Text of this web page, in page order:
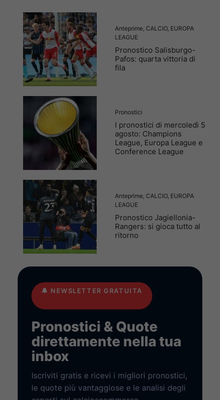
Anteprime CALCIO, EUROPA
LEAGUE
Pronostico Salisburgo-
Pafos: quarta vittoria di
fila
Pronostici
I pronostici di mercoledì 5
agosto: Champions
League, Europa League e
Conference League
Anteprime CALCIO, EUROPA
LEAGUE
Pronostico Jagiellonia-
Rangers: si gioca tutto al
ritorno
🔔 NEWSLETTER GRATUITA
Pronostici & Quote
direttamente nella tua
inbox
Iscriviti gratis e ricevi i migliori pronostici,
le quote più vantaggiose e le analisi degli